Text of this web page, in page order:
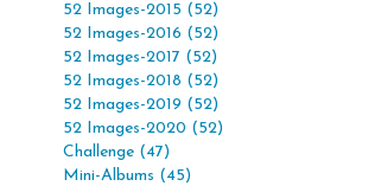
52 Images-2015 (52)
52 Images-2016 (52)
52 Images-2017 (52)
52 Images-2018 (52)
52 Images-2019 (52)
52 Images-2020 (52)
Challenge (47)
Mini-Albums (45)